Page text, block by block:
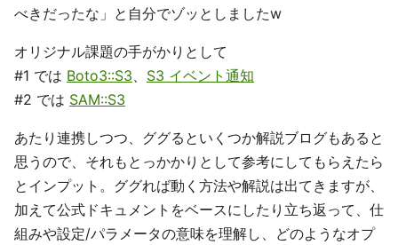
べきだったな」と自分でゾッとしましたw
オリジナル課題の手がかりとして
#1 では Boto3::S3、 S3 イベント通知
#2 では SAM::S3
あたり連携しつつ、ググるといくつか解説ブログもあると
思うので、それもとっかかりとして参考にしてもらえたら
とインプット。ググれば動く方法や解説は出てきますが、
加えて公式ドキュメントをベースにしたり立ち返って、仕
組みや設定/パラメータの意味を理解し、どのようなオプ